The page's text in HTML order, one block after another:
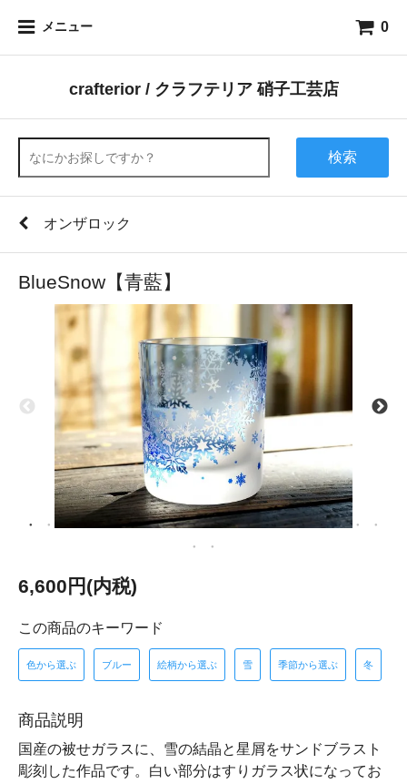
メニュー 0
crafterior / クラフテリア 硝子工芸店
検索
オンザロック
BlueSnow【青藍】
6,600円(内税)
この商品のキーワード
色から選ぶ ブルー 絵柄から選ぶ 雪 季節から選ぶ 冬
商品説明
国産の被せガラスに、雪の結晶と星屑をサンドブラスト
彫刻した作品です。白い部分はすりガラス状になってお